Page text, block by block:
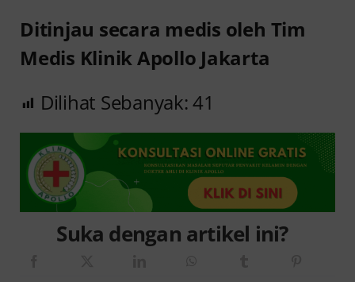
Ditinjau secara medis oleh Tim
Medis Klinik Apollo Jakarta
Dilihat Sebanyak:41
Suka dengan artikel ini?